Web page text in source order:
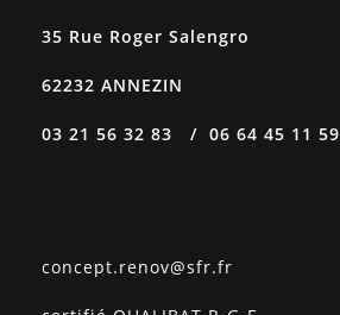
35 Rue Roger Salengro
62232 ANNEZIN
03 21 56 32 83 / 06 64 45 11 59
concept.renov@sfr.fr